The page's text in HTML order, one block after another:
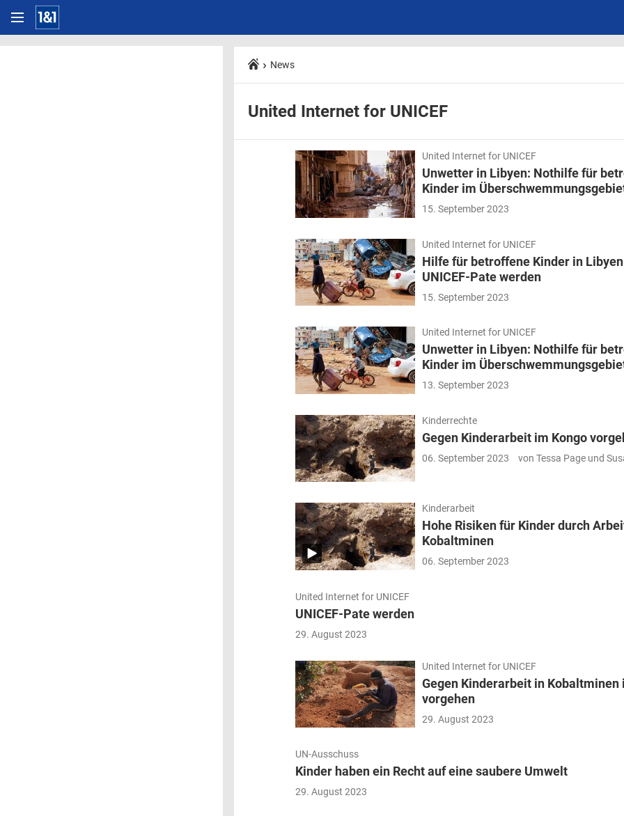
News
United Internet for UNICEF
United Internet for UNICEF
Unwetter in Libyen: Nothilfe für
Kinder im
15. September 2023
United Internet for UNICEF
Hilfe für betroffene Kinder in
UNICEF-Pate werden
15. September 2023
United Internet for UNICEF
Unwetter in Libyen: Nothilfe für
Kinder im
13. September 2023
Kinderrechte
Gegen Kinderarbeit im Kongo
06. September 2023 von Tessa Page und
Kinderarbeit
Hohe Risiken für Kinder durch
Kobaltminen
06. September 2023
United Internet for UNICEF
UNICEF-Pate werden
29. August 2023
United Internet for UNICEF
Gegen Kinderarbeit in Kobaltminen
vorgehen
29. August 2023
UN-Ausschuss
Kinder haben ein Recht auf eine saubere Umwelt
29. August 2023